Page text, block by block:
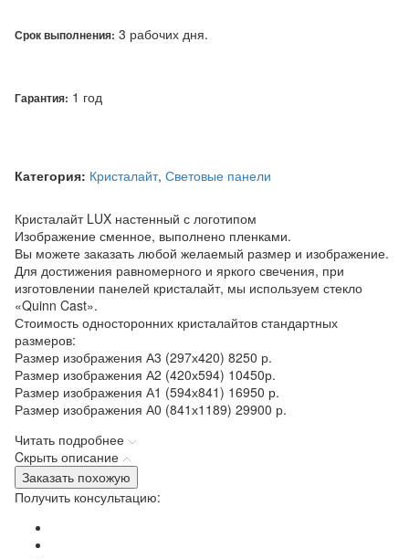
Срок выполнения: 3 рабочих дня.
Гарантия: 1 год
Категория: Кристалайт, Световые панели
Кристалайт LUX настенный с логотипом
Изображение сменное, выполнено пленками.
Вы можете заказать любой желаемый размер и изображение.
Для достижения равномерного и яркого свечения, при
изготовлении панелей кристалайт, мы используем стекло
«Quinn Cast».
Стоимость односторонних кристалайтов стандартных
размеров:
Размер изображения А3 (297х420) 8250 р.
Размер изображения А2 (420х594) 10450р.
Размер изображения А1 (594х841) 16950 р.
Размер изображения А0 (841х1189) 29900 р.
Читать подробнее
Cкрыть описание
Заказать похожую
Получить консультацию: